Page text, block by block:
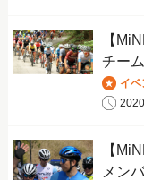
【
チー
イ
【
メン